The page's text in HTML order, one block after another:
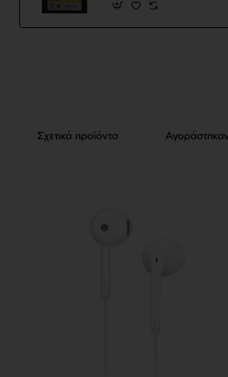
Σχετικά προϊόντα